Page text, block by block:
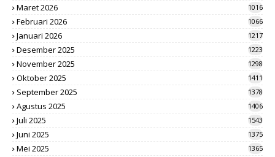
Maret 2026 1016
Februari 2026 1066
Januari 2026 1217
Desember 2025 1223
November 2025 1298
Oktober 2025 1411
September 2025 1378
Agustus 2025 1406
Juli 2025 1543
Juni 2025 1375
Mei 2025 1365